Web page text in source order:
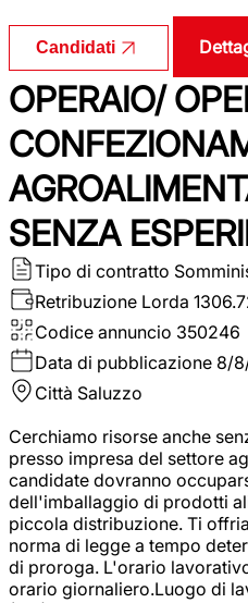
Candidati
OPERAIO/
SENZA
Tipo di contratto
Retribuzione Lorda
Codice annuncio 350246
Data di pubblicazione 8/
Città Saluzzo
Cerchiamo risorse anche
presso impresa del settore
candidate dovranno
dell'imballaggio di prodotti
piccola distribuzione. Ti
norma di legge a tempo
di proroga. L'orario
orario giornaliero.Luogo di